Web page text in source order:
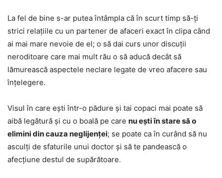
La fel de bine s-ar putea întâmpla că în scurt timp să-ți
strici relațiile cu un partener de afaceri exact în clipa când
ai mai mare nevoie de el; o să dai curs unor discuții
neroditoare care mai mult rău o să aducă decât să
lămurească aspectele neclare legate de vreo afacere sau
înțelegere.
Visul în care ești într-o pădure și tai copaci mai poate să
aibă legătură și cu o boală pe care nu ești în stare să o
elimini din cauza neglijenței; se poate ca în curând să nu
asculți de sfaturile unui doctor și să te pandească o
afecțiune destul de supărătoare.